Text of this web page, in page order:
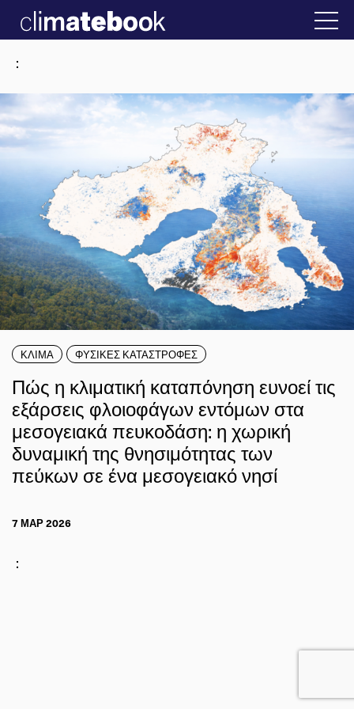
Ελλάδα 22 ΙΑΝ 2026 2025 Η άβολη
:
ΚΛΙΜΑ ΦΥΣΙΚΕΣ ΚΑΤΑΣΤΡΟΦΕΣ
Πώς η κλιματική καταπόνηση ευνοεί τις
εξάρσεις φλοιοφάγων εντόμων στα
μεσογειακά πευκοδάση: η χωρική
δυναμική της θνησιμότητας των
πεύκων σε ένα μεσογειακό νησί
7 ΜΑΡ 2026
: